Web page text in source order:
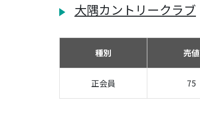
大隅カントリークラブ
種別 売値
正会員 75